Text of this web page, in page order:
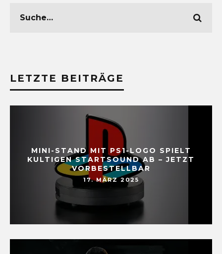
LETZTE BEITRÄGE
MINI-STAND MIT PS1-LOGO SPIELT
KULTIGEN STARTSOUND AB – JETZT
VORBESTELLBAR
17. MÄRZ 2025